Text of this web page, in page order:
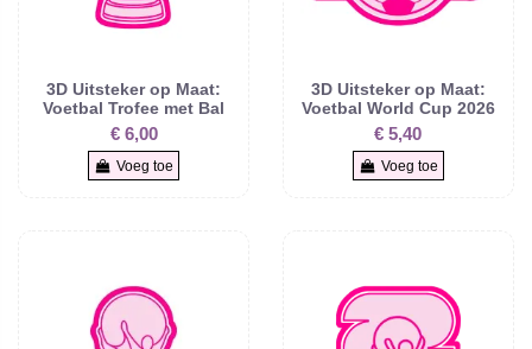
3D Uitsteker op Maat:
Voetbal Trofee met Bal
€ 6,00
Voeg toe
3D Uitsteker op Maat:
Voetbal World Cup 2026
€ 5,40
Voeg toe